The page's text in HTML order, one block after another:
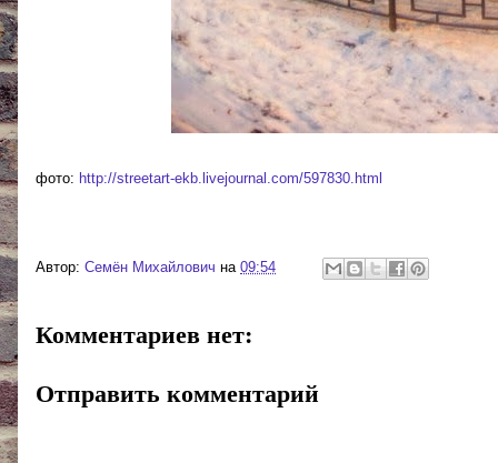
фото: http://streetart-ekb.livejournal.com/597830.html
Автор: Cемён Михайлович на 09:54
Комментариев нет:
Отправить комментарий